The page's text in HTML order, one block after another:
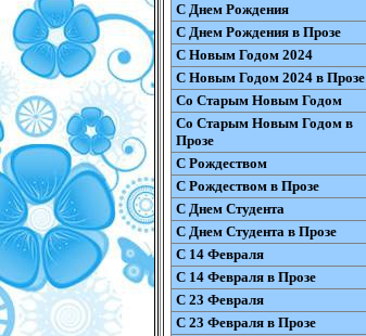
С Днем Рождения
С Днем Рождения в Прозе
С Новым Годом 2024
С Новым Годом 2024 в Прозе
Со Старым Новым Годом
Со Старым Новым Годом в
Прозе
С Рождеством
С Рождеством в Прозе
С Днем Студента
С Днем Студента в Прозе
С 14 Февраля
С 14 Февраля в Прозе
С 23 Февраля
С 23 Февраля в Прозе